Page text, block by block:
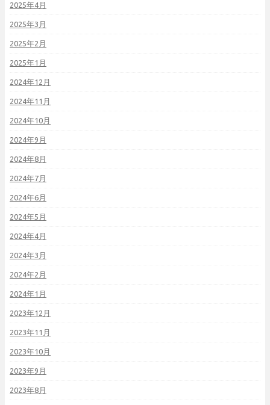
2025年4月
2025年3月
2025年2月
2025年1月
2024年12月
2024年11月
2024年10月
2024年9月
2024年8月
2024年7月
2024年6月
2024年5月
2024年4月
2024年3月
2024年2月
2024年1月
2023年12月
2023年11月
2023年10月
2023年9月
2023年8月